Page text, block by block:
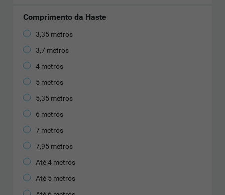
Comprimento da Haste
3,35 metros
3,7 metros
4 metros
5 metros
5,35 metros
6 metros
7 metros
7,95 metros
Até 4 metros
Até 5 metros